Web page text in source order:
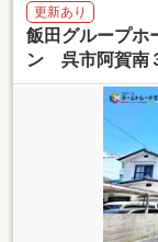
更新あり
飯田グループ
ン 呉市阿賀南